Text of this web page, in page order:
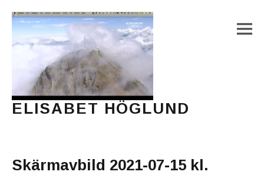
ELISABET HÖGLUND
Skärmavbild 2021-07-15 kl.